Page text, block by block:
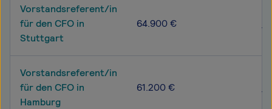
Vorstandsreferent/in
für den CFO in
Stuttgart
64.900 €
Vorstandsreferent/in
für den CFO in
Hamburg
61.200 €